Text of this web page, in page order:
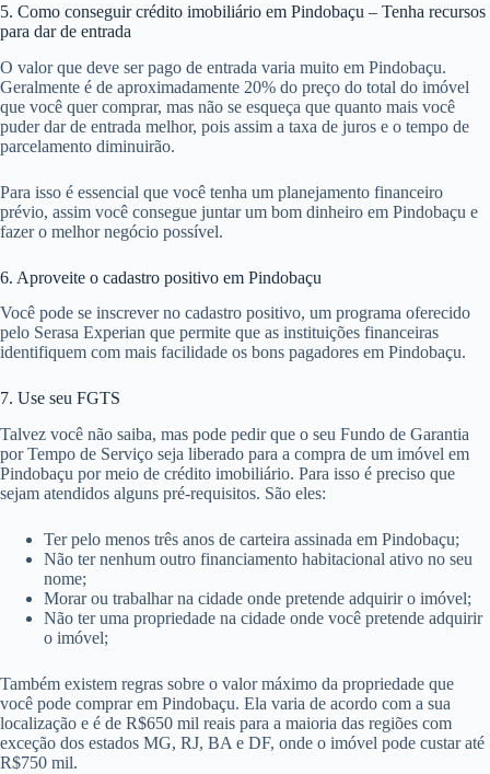
5. Como conseguir crédito imobiliário em Pindobaçu – Tenha recursos
para dar de entrada
O valor que deve ser pago de entrada varia muito em Pindobaçu.
Geralmente é de aproximadamente 20% do preço do total do imóvel
que você quer comprar, mas não se esqueça que quanto mais você
puder dar de entrada melhor, pois assim a taxa de juros e o tempo de
parcelamento diminuirão.
Para isso é essencial que você tenha um planejamento financeiro
prévio, assim você consegue juntar um bom dinheiro em Pindobaçu e
fazer o melhor negócio possível.
6. Aproveite o cadastro positivo em Pindobaçu
Você pode se inscrever no cadastro positivo, um programa oferecido
pelo Serasa Experian que permite que as instituições financeiras
identifiquem com mais facilidade os bons pagadores em Pindobaçu.
7. Use seu FGTS
Talvez você não saiba, mas pode pedir que o seu Fundo de Garantia
por Tempo de Serviço seja liberado para a compra de um imóvel em
Pindobaçu por meio de crédito imobiliário. Para isso é preciso que
sejam atendidos alguns pré-requisitos. São eles:
Ter pelo menos três anos de carteira assinada em Pindobaçu;
Não ter nenhum outro financiamento habitacional ativo no seu
nome;
Morar ou trabalhar na cidade onde pretende adquirir o imóvel;
Não ter uma propriedade na cidade onde você pretende adquirir
o imóvel;
Também existem regras sobre o valor máximo da propriedade que
você pode comprar em Pindobaçu. Ela varia de acordo com a sua
localização e é de R$650 mil reais para a maioria das regiões com
exceção dos estados MG, RJ, BA e DF, onde o imóvel pode custar até
R$750 mil.